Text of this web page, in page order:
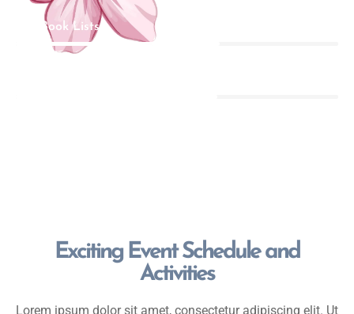
Top Book Lists
Exciting Event Schedule and
Activities
Lorem ipsum dolor sit amet, consectetur adipiscing elit. Ut